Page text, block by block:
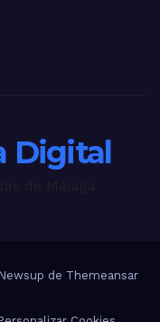
Digital
de Themeansar